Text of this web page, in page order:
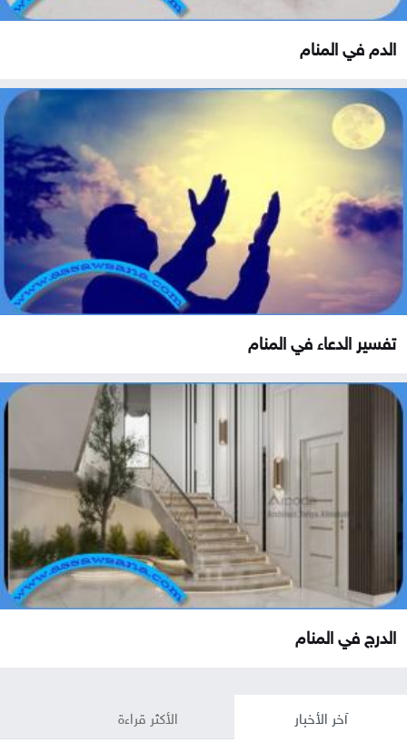
الدم في المنام
تفسير الدعاء في المنام
الدرج في المنام
آخر الأخبار الأكثر قراءة